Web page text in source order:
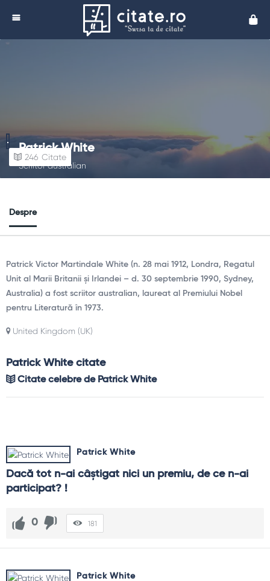
Patrick White
Scriitor australian
246 Citate
Despre
Patrick Victor Martindale White (n. 28 mai 1912, Londra, Regatul
Unit al Marii Britanii și Irlandei – d. 30 septembrie 1990, Sydney,
Australia) a fost scriitor australian, laureat al Premiului Nobel
pentru Literatură în 1973.
United Kingdom (UK)
Patrick White citate
Citate celebre de Patrick White
Patrick White
Dacă tot n-ai câştigat nici un premiu, de ce n-ai
participat? !
0 181
Patrick White